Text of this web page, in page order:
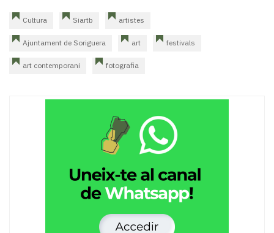
Cultura Siartb artistes
Ajuntament de Soriguera art festivals
art contemporani fotografia